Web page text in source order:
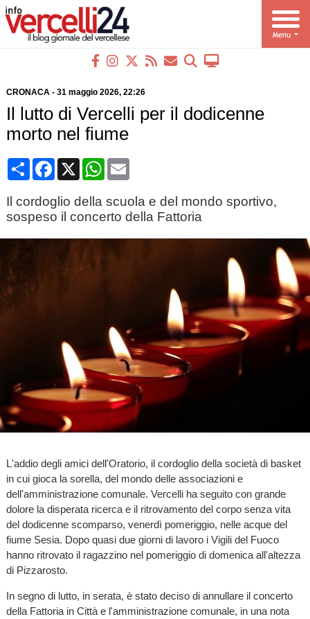
CRONACA- 31 maggio 2026, 22:26
Il lutto di Vercelli per il dodicenne
morto nel fiume
CondividiFacebook
X WhatsApp
Email
Il cordoglio della scuola e del mondo sportivo,
sospeso il concerto della Fattoria
L'addio degli amici dell'Oratorio, il cordoglio della società di basket
in cui gioca la sorella, del mondo delle associazioni e
dell'amministrazione comunale. Vercelli ha seguito con grande
dolore la disperata ricerca e il ritrovamento del corpo senza vita
del dodicenne scomparso, venerdì pomeriggio, nelle acque del
fiume Sesia. Dopo quasi due giorni di lavoro i Vigili del Fuoco
hanno ritrovato il ragazzino nel pomeriggio di domenica all'altezza
di Pizzarosto.
In segno di lutto, in serata, è stato deciso di annullare il concerto
della Fattoria in Città e l'amministrazione comunale, in una nota